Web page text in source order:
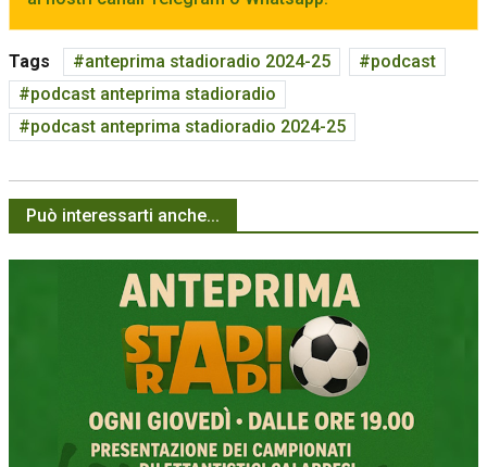
Tags anteprima stadioradio 2024-25
podcast
podcast anteprima stadioradio
podcast anteprima stadioradio 2024-25
Può interessarti anche...